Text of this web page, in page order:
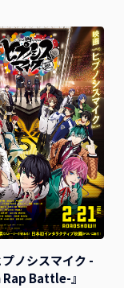
ノシスマイク -
Battle-』